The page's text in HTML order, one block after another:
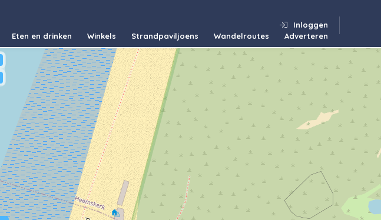
Inloggen
Eten en drinken Winkels Strandpaviljoens Wandelroutes Adverteren